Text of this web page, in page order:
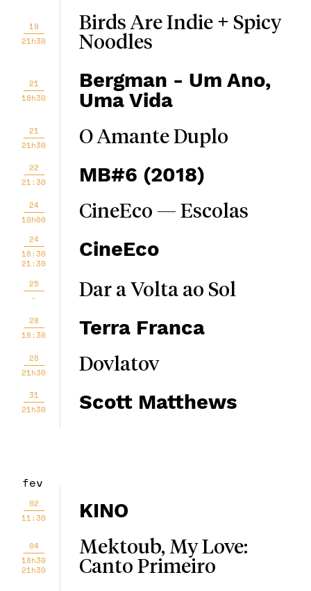
19
21h30
Birds Are Indie + Spicy
Noodles
21
18h30
Bergman - Um Ano,
Uma Vida
21
21h30
O Amante Duplo
22
21:30
MB#6 (2018)
24
10h00
CineEco — Escolas
24
18:30
21:30
CineEco
25
-
Dar a Volta ao Sol
28
18:30
Terra Franca
28
21h30
Dovlatov
31
21h30
Scott Matthews
fev
02
11:30
KINO
04
18h30
21h30
Mektoub, My Love:
Canto Primeiro